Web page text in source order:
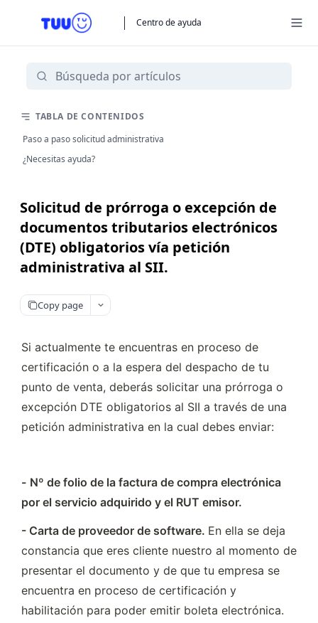
Centro de ayuda
Solicitud de prórroga o excepción de
documentos tributarios electrónicos
(DTE) obligatorios vía petición
administrativa al SII.
Copy page
Si actualmente te encuentras en proceso de
certificación o a la espera del despacho de tu
punto de venta, deberás solicitar una prórroga o
excepción DTE obligatorios al SII a través de una
petición administrativa en la cual debes enviar:
- Nº de folio de la factura de compra electrónica
por el servicio adquirido y el RUT emisor.
- Carta de proveedor de software. En ella se deja
constancia que eres cliente nuestro al momento de
presentar el documento y de que tu empresa se
encuentra en proceso de certificación y
habilitación para poder emitir boleta electrónica.
TABLA DE CONTENIDOS
Paso a paso solicitud administrativa
¿Necesitas ayuda?